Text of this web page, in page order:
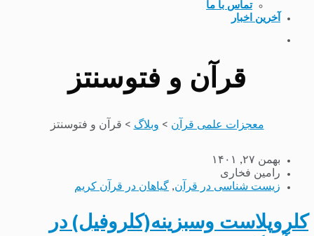
تماس با ما
آخرین اخبار
قرآن و فتوسنتز
معجزات علمی قرآن > وبلاگ > قرآن و فتوسنتز
بهمن ۲۷, ۱۴۰۱
رامین فخاری
زیست شناسی در قرآن, گیاهان در قرآن کریم
کلروپلاست وسبزینه(کلروفیل) در